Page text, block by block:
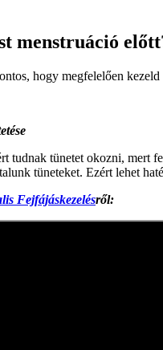
menstruáció
hogy megfelelően
tudnak tünetet okozni, mert
tüneteket. Ezért lehet
Fejfájáskezelésről: